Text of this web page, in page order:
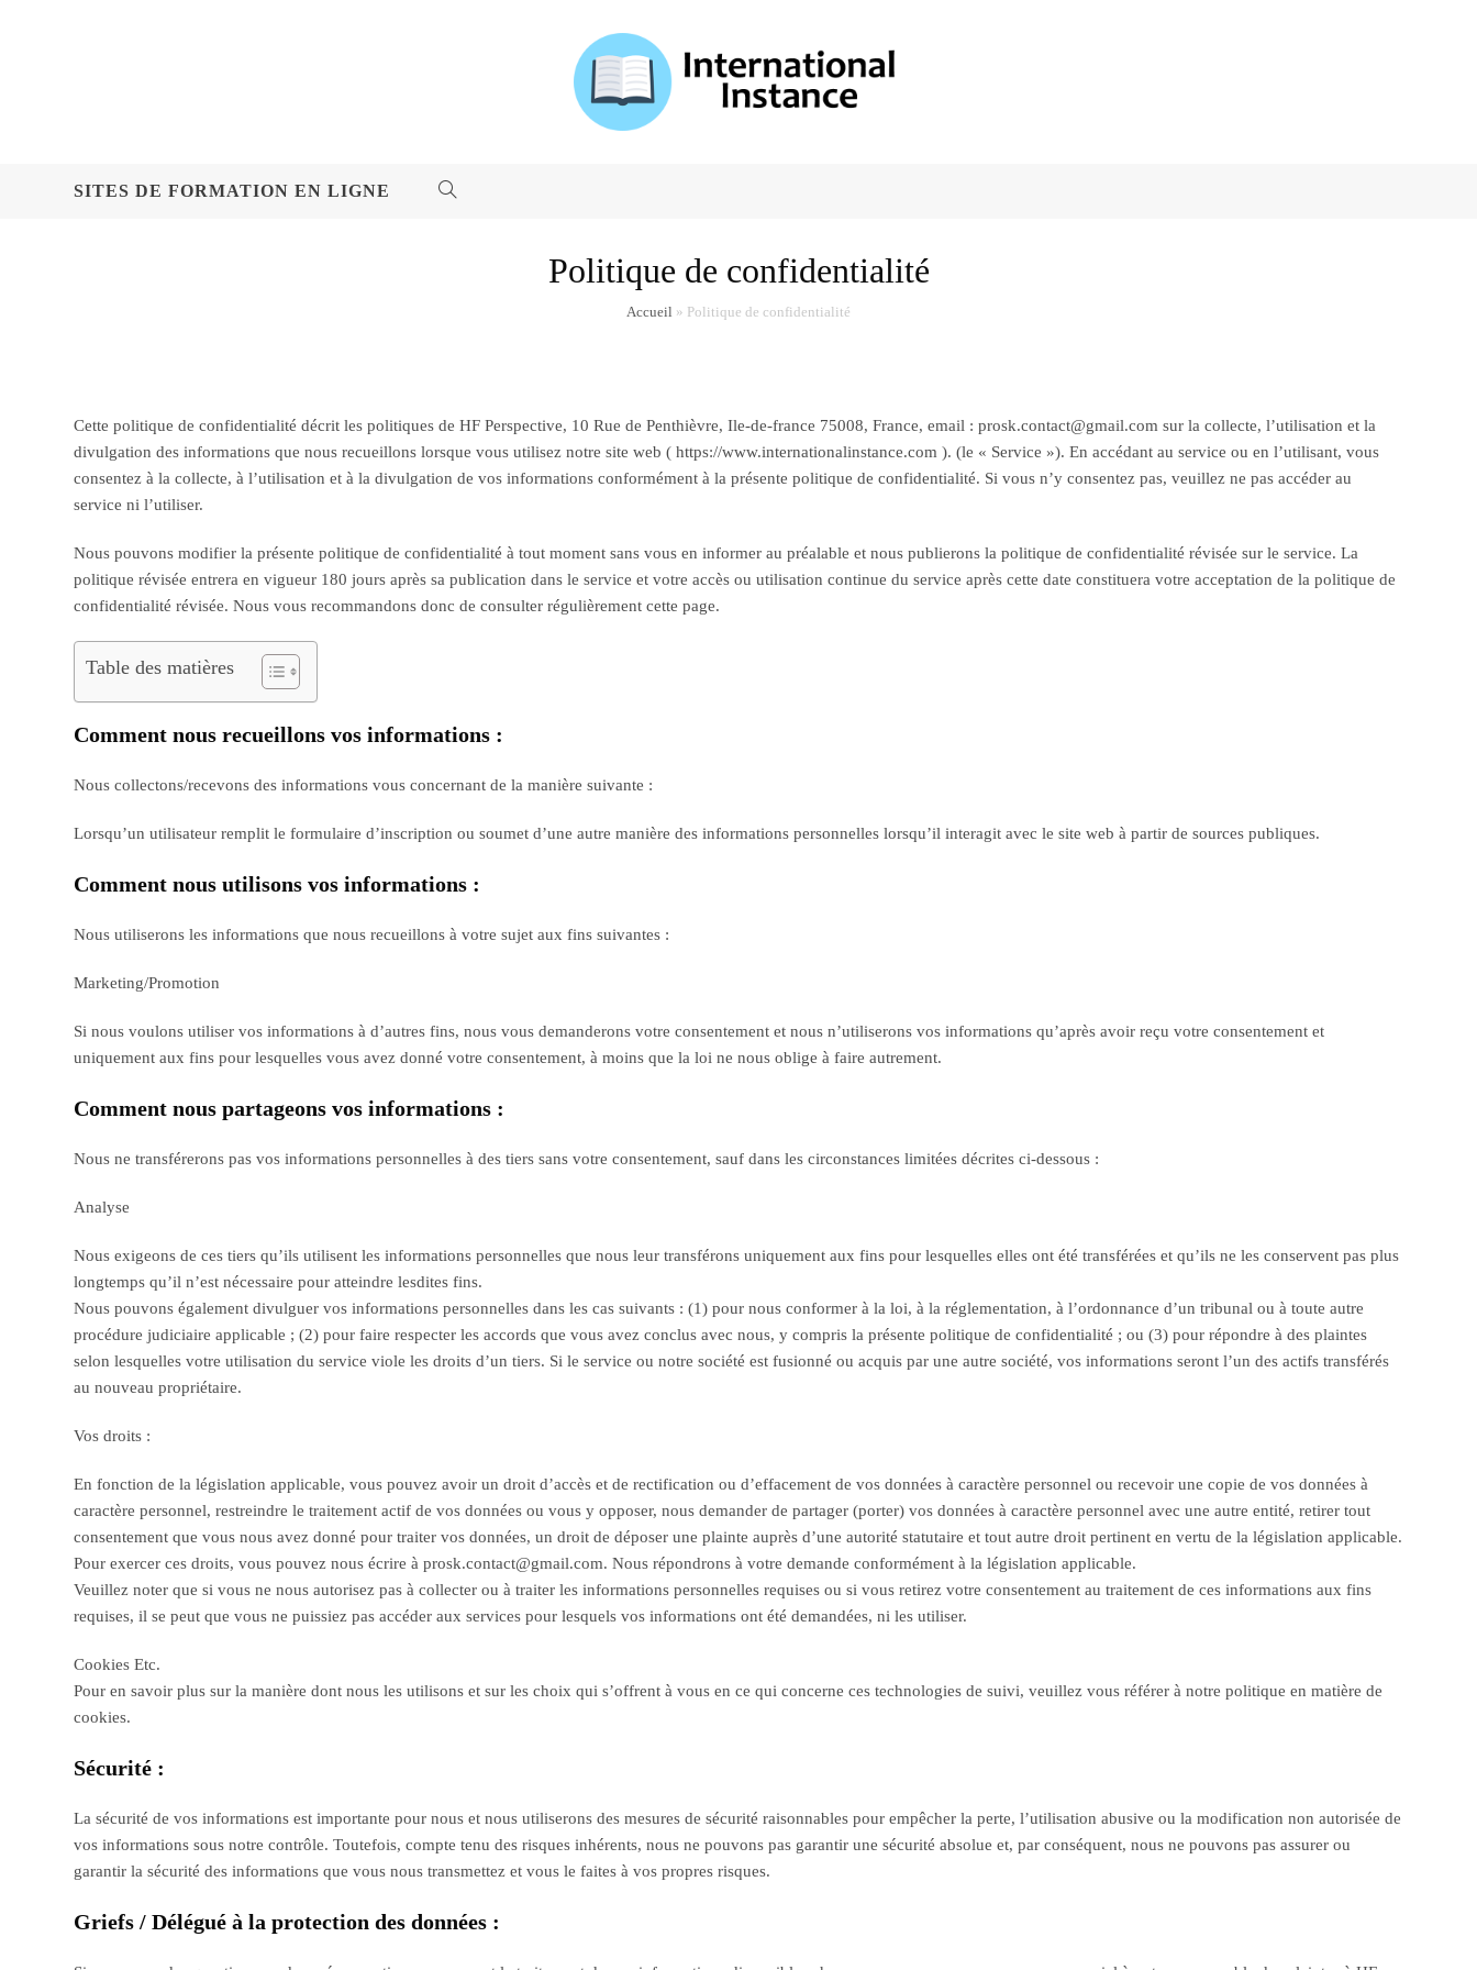
SITES DE FORMATION EN LIGNE TOGGLE
Politique de confidentialité
Accueil » Politique de confidentialité
Cette politique de confidentialité décrit les politiques de HF Perspective, 10 Rue de Penthièvre, Ile-de-france 75008, France, email : prosk.contact@gmail.com sur la collecte, l’utilisation et la
divulgation des informations que nous recueillons lorsque vous utilisez notre site web ( https://www.internationalinstance.com ). (le « Service »). En accédant au service ou en l’utilisant, vous
consentez à la collecte, à l’utilisation et à la divulgation de vos informations conformément à la présente politique de confidentialité. Si vous n’y consentez pas, veuillez ne pas accéder au
service ni l’utiliser.
Nous pouvons modifier la présente politique de confidentialité à tout moment sans vous en informer au préalable et nous publierons la politique de confidentialité révisée sur le service. La
politique révisée entrera en vigueur 180 jours après sa publication dans le service et votre accès ou utilisation continue du service après cette date constituera votre acceptation de la politique de
confidentialité révisée. Nous vous recommandons donc de consulter régulièrement cette page.
Table des matières
Comment nous recueillons vos informations :
Nous collectons/recevons des informations vous concernant de la manière suivante :
Lorsqu’un utilisateur remplit le formulaire d’inscription ou soumet d’une autre manière des informations personnelles lorsqu’il interagit avec le site web à partir de sources publiques.
Comment nous utilisons vos informations :
Nous utiliserons les informations que nous recueillons à votre sujet aux fins suivantes :
Marketing/Promotion
Si nous voulons utiliser vos informations à d’autres fins, nous vous demanderons votre consentement et nous n’utiliserons vos informations qu’après avoir reçu votre consentement et
uniquement aux fins pour lesquelles vous avez donné votre consentement, à moins que la loi ne nous oblige à faire autrement.
Comment nous partageons vos informations :
Nous ne transférerons pas vos informations personnelles à des tiers sans votre consentement, sauf dans les circonstances limitées décrites ci-dessous :
Analyse
Nous exigeons de ces tiers qu’ils utilisent les informations personnelles que nous leur transférons uniquement aux fins pour lesquelles elles ont été transférées et qu’ils ne les conservent pas plus
longtemps qu’il n’est nécessaire pour atteindre lesdites fins.
Nous pouvons également divulguer vos informations personnelles dans les cas suivants : (1) pour nous conformer à la loi, à la réglementation, à l’ordonnance d’un tribunal ou à toute autre
procédure judiciaire applicable ; (2) pour faire respecter les accords que vous avez conclus avec nous, y compris la présente politique de confidentialité ; ou (3) pour répondre à des plaintes
selon lesquelles votre utilisation du service viole les droits d’un tiers. Si le service ou notre société est fusionné ou acquis par une autre société, vos informations seront l’un des actifs transférés
au nouveau propriétaire.
Vos droits :
En fonction de la législation applicable, vous pouvez avoir un droit d’accès et de rectification ou d’effacement de vos données à caractère personnel ou recevoir une copie de vos données à
caractère personnel, restreindre le traitement actif de vos données ou vous y opposer, nous demander de partager (porter) vos données à caractère personnel avec une autre entité, retirer tout
consentement que vous nous avez donné pour traiter vos données, un droit de déposer une plainte auprès d’une autorité statutaire et tout autre droit pertinent en vertu de la législation applicable.
Pour exercer ces droits, vous pouvez nous écrire à prosk.contact@gmail.com. Nous répondrons à votre demande conformément à la législation applicable.
Veuillez noter que si vous ne nous autorisez pas à collecter ou à traiter les informations personnelles requises ou si vous retirez votre consentement au traitement de ces informations aux fins
requises, il se peut que vous ne puissiez pas accéder aux services pour lesquels vos informations ont été demandées, ni les utiliser.
Cookies Etc.
Pour en savoir plus sur la manière dont nous les utilisons et sur les choix qui s’offrent à vous en ce qui concerne ces technologies de suivi, veuillez vous référer à notre politique en matière de
cookies.
Sécurité :
La sécurité de vos informations est importante pour nous et nous utiliserons des mesures de sécurité raisonnables pour empêcher la perte, l’utilisation abusive ou la modification non autorisée de
vos informations sous notre contrôle. Toutefois, compte tenu des risques inhérents, nous ne pouvons pas garantir une sécurité absolue et, par conséquent, nous ne pouvons pas assurer ou
garantir la sécurité des informations que vous nous transmettez et vous le faites à vos propres risques.
Griefs / Délégué à la protection des données :